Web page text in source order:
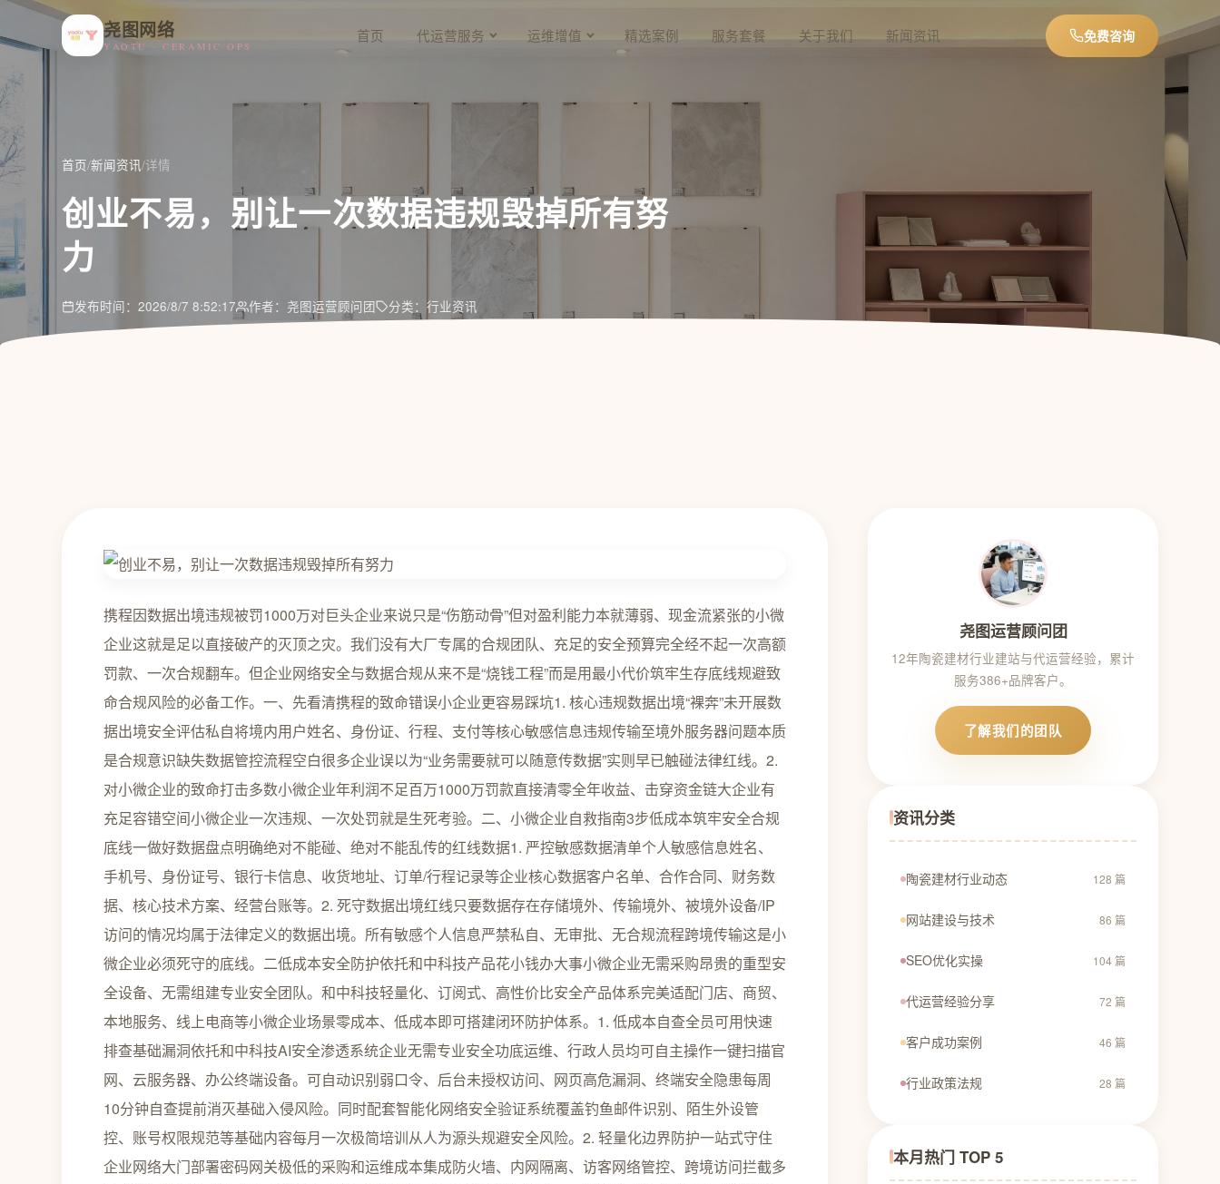
尧图网络
YAOTU · CERAMIC OPS
首页 代运营服务 运维增值 精选案例 服务套餐 关于我们 新闻资讯 免费咨询
首页/新闻资讯/详情
创业不易，别让一次数据违规毁掉所有努
力
发布时间：2026/8/7 8:52:17 作者：尧图运营顾问团 分类：行业资讯
携程因数据出境违规被罚1000万对巨头企业来说只是“伤筋动骨”但对盈利能力本就薄弱、现金流紧张的小微
企业这就是足以直接破产的灭顶之灾。我们没有大厂专属的合规团队、充足的安全预算完全经不起一次高额
罚款、一次合规翻车。但企业网络安全与数据合规从来不是“烧钱工程”而是用最小代价筑牢生存底线规避致
命合规风险的必备工作。一、先看清携程的致命错误小企业更容易踩坑1. 核心违规数据出境“裸奔”未开展数
据出境安全评估私自将境内用户姓名、身份证、行程、支付等核心敏感信息违规传输至境外服务器问题本质
是合规意识缺失数据管控流程空白很多企业误以为“业务需要就可以随意传数据”实则早已触碰法律红线。2.
对小微企业的致命打击多数小微企业年利润不足百万1000万罚款直接清零全年收益、击穿资金链大企业有
充足容错空间小微企业一次违规、一次处罚就是生死考验。二、小微企业自救指南3步低成本筑牢安全合规
底线一做好数据盘点明确绝对不能碰、绝对不能乱传的红线数据1. 严控敏感数据清单个人敏感信息姓名、
手机号、身份证号、银行卡信息、收货地址、订单/行程记录等企业核心数据客户名单、合作合同、财务数
据、核心技术方案、经营台账等。2. 死守数据出境红线只要数据存在存储境外、传输境外、被境外设备/IP
访问的情况均属于法律定义的数据出境。所有敏感个人信息严禁私自、无审批、无合规流程跨境传输这是小
微企业必须死守的底线。二低成本安全防护依托和中科技产品花小钱办大事小微企业无需采购昂贵的重型安
全设备、无需组建专业安全团队。和中科技轻量化、订阅式、高性价比安全产品体系完美适配门店、商贸、
本地服务、线上电商等小微企业场景零成本、低成本即可搭建闭环防护体系。1. 低成本自查全员可用快速
排查基础漏洞依托和中科技AI安全渗透系统企业无需专业安全功底运维、行政人员均可自主操作一键扫描官
网、云服务器、办公终端设备。可自动识别弱口令、后台未授权访问、网页高危漏洞、终端安全隐患每周
10分钟自查提前消灭基础入侵风险。同时配套智能化网络安全验证系统覆盖钓鱼邮件识别、陌生外设管
控、账号权限规范等基础内容每月一次极简培训从人为源头规避安全风险。2. 轻量化边界防护一站式守住
企业网络大门部署密码网关极低的采购和运维成本集成防火墙、内网隔离、访客网络管控、跨境访问拦截多
尧图运营顾问团
12年陶瓷建材行业建站与代运营经验，累计
服务386+品牌客户。
了解我们的团队
资讯分类
陶瓷建材行业动态 128 篇
网站建设与技术 86 篇
SEO优化实操 104 篇
代运营经验分享 72 篇
客户成功案例 46 篇
行业政策法规 28 篇
本月热门 TOP 5